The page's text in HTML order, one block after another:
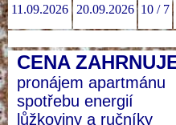
11.09.2026 20.09.2026 10 / 7
CENA
pronájem apartmánu
spotřebu energií
lůžkoviny a ručníky